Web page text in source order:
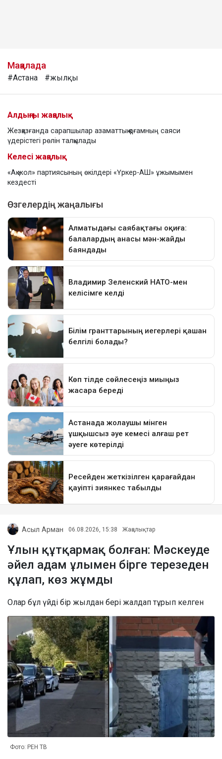
Мақалада
#Астана #жылқы
Алдыңғы жаңалық
Жезқазғанда сарапшылар азаматтық қоғамның саяси
үдерістегі рөлін талқылады
Келесі жаңалық
«Ақ жол» партиясының өкілдері «Үркер-АШ» ұжымымен
кездесті
Асыл Арман 06.08.2026, 15:38 Жаңалықтар
Ұлын құтқармақ болған: Мәскеуде
әйел адам ұлымен бірге терезеден
құлап, көз жұмды
Олар бұл үйді бір жылдан бері жалдап тұрып келген
Фото: РЕН ТВ